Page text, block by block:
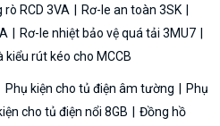
rò RCD 3VA
Rơ-le an toàn 3SK
Rơ-le nhiệt bảo vệ quá tải 3MU7
kiểu rút kéo cho MCCB
Phụ kiện cho tủ điện âm tường
Phụ
cho tủ điện nổi 8GB
Đồng hồ